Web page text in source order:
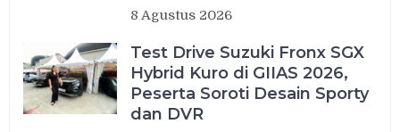
8 Agustus 2026
Test Drive Suzuki Fronx SGX
Hybrid Kuro di GIIAS 2026,
Peserta Soroti Desain Sporty
dan DVR